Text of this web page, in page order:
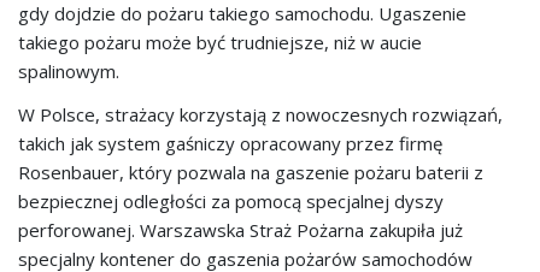
gdy dojdzie do pożaru takiego samochodu. Ugaszenie
takiego pożaru może być trudniejsze, niż w aucie
spalinowym.
W Polsce, strażacy korzystają z nowoczesnych rozwiązań,
takich jak system gaśniczy opracowany przez firmę
Rosenbauer, który pozwala na gaszenie pożaru baterii z
bezpiecznej odległości za pomocą specjalnej dyszy
perforowanej. Warszawska Straż Pożarna zakupiła już
specjalny kontener do gaszenia pożarów samochodów